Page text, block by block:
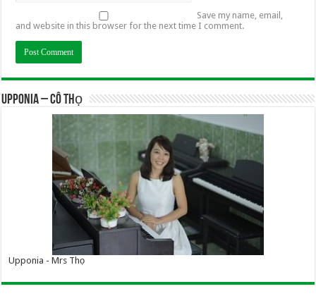
Save my name, email,
and website in this browser for the next time I comment.
UPPONIA – Cô Thọ
Upponia - Mrs Thọ